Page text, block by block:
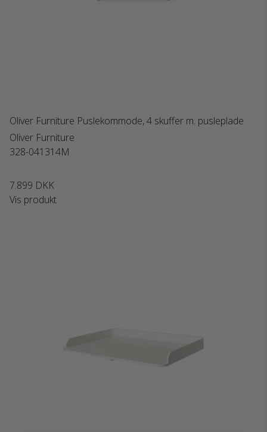
Oliver Furniture Puslekommode, 4 skuffer m. pusleplade
Oliver Furniture
328-041314M
7.899 DKK
Vis produkt